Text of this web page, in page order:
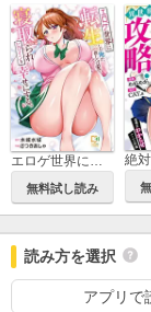
無料試し読み
読み方を選択
アプリで